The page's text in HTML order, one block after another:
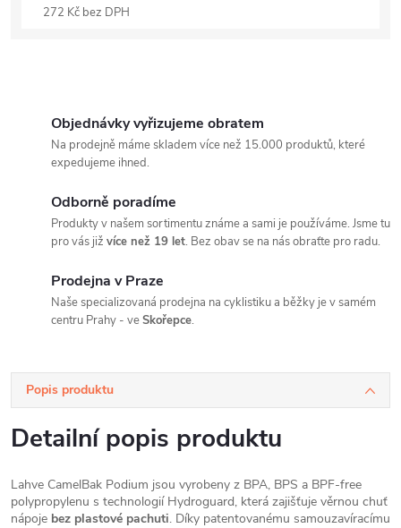
272 Kč bez DPH
Objednávky vyřizujeme obratem
Na prodejně máme skladem více než 15.000 produktů, které
expedujeme ihned.
Odborně poradíme
Produkty v našem sortimentu známe a sami je používáme. Jsme tu
pro vás již více než 19 let. Bez obav se na nás obraťte pro radu.
Prodejna v Praze
Naše specializovaná prodejna na cyklistiku a běžky je v samém
centru Prahy - veSkořepce.
Popis produktu
Detailní popis produktu
Lahve CamelBak Podium jsou vyrobeny z BPA, BPS a BPF-free
polypropylenu s technologií Hydroguard, která zajišťuje věrnou chuť
nápoje bez plastové pachuti. Díky patentovanému samouzavíracímu